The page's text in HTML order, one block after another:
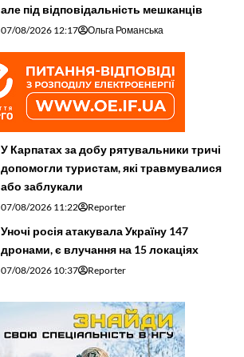
але під відповідальність мешканців
07/08/2026 12:17 Ольга Романська
У Карпатах за добу рятувальники тричі
допомогли туристам, які травмувалися
або заблукали
07/08/2026 11:22 Reporter
Уночі росія атакувала Україну 147
дронами, є влучання на 15 локаціях
07/08/2026 10:37 Reporter